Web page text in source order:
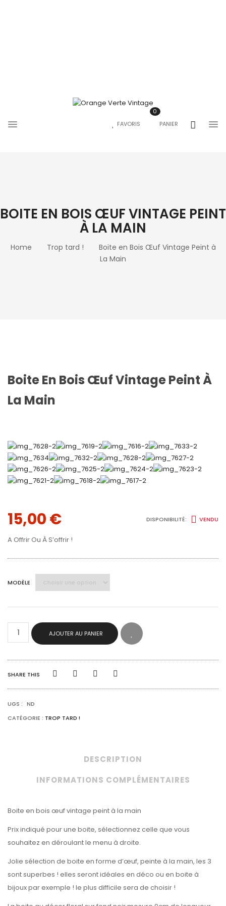
FAVORIS PANIER
0
BOITE EN BOIS ŒUF VINTAGE PEINT
À LA MAIN
Home Trop tard !
Boite en Bois Œuf Vintage Peint à
La Main
Boite En Bois Œuf Vintage Peint À
La Main
15,00€ DISPONIBILITÉ: VENDU
A Offrir Ou À S’offrir !
MODÈLE
QUANTITÉ
BOITE
ŒUF
PEINT
MAIN
AJOUTER AU PANIER
SHARE THIS
UGS : ND
CATÉGORIE : TROP TARD !
DESCRIPTION
INFORMATIONS COMPLÉMENTAIRES
Boite en bois œuf vintage peint à la main
Prix indiqué pour une boite, sélectionnez celle que vous
souhaitez en déroulant le menu à droite.
Jolie sélection de boite en forme d’œuf, peinte à la main, les 3
sont superbes ! elles seront idéales en déco ou en boite à
bijoux par exemple ! le plus difficile sera de choisir !